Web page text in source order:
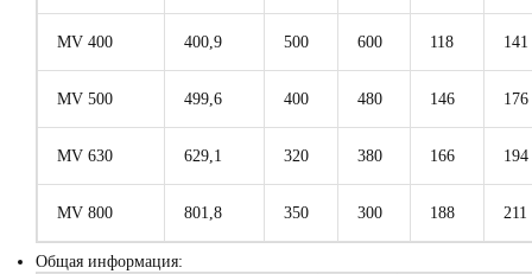
МV 400 400,9 500 600 118 141
МV 500 499,6 400 480 146 176
МV 630 629,1 320 380 166 194
МV 800 801,8 350 300 188 211
Общая информация: